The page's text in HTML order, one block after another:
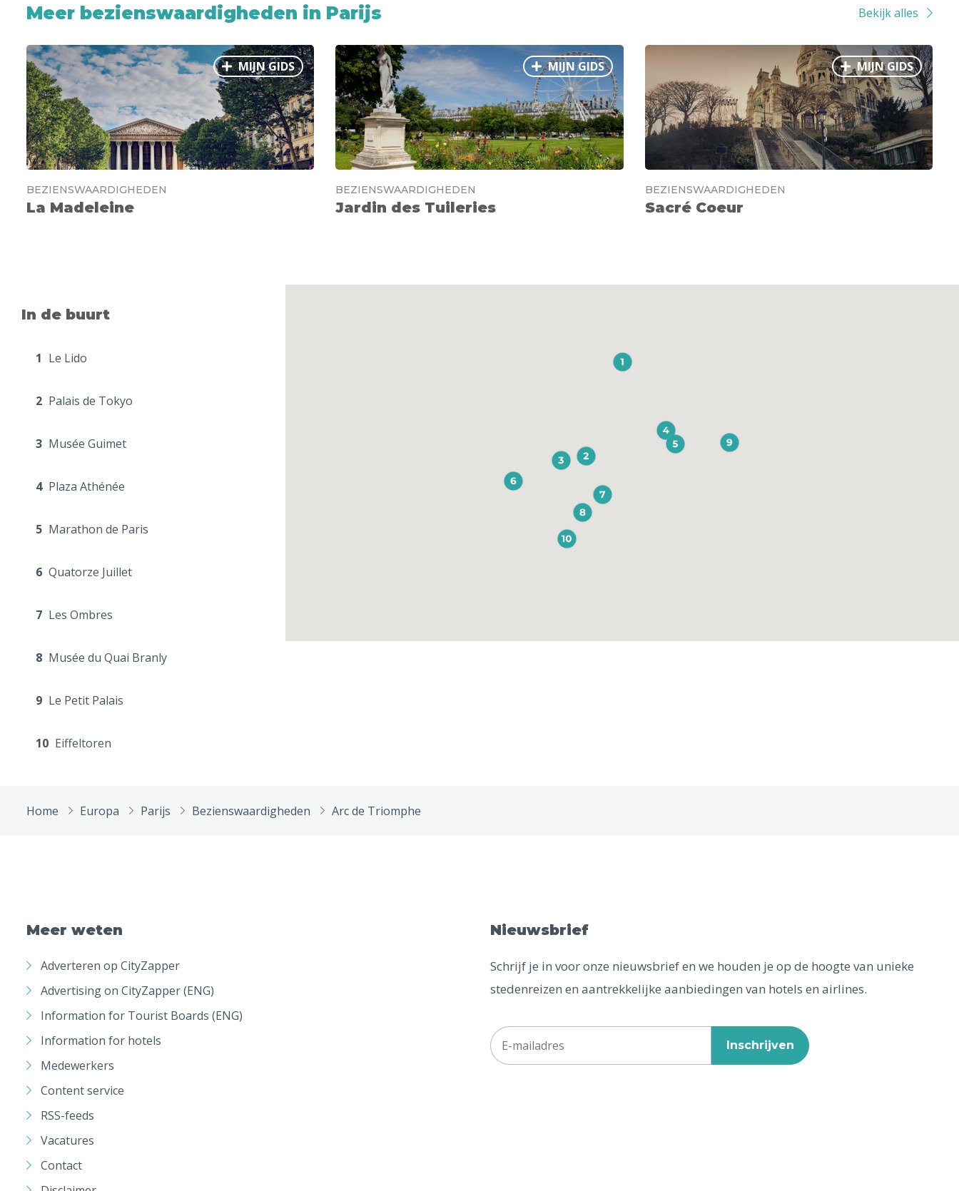
Meer bezienswaardigheden in Parijs Bekijk alles
MIJN GIDS
BEZIENSWAARDIGHEDEN
La Madeleine
MIJN GIDS
BEZIENSWAARDIGHEDEN
Jardin des Tuileries
MIJN GIDS
BEZIENSWAARDIGHEDEN
Sacré Coeur
In de buurt
1 Le Lido
2 Palais de Tokyo
3 Musée Guimet
4 Plaza Athénée
5 Marathon de Paris
6 Quatorze Juillet
7 Les Ombres
8 Musée du Quai Branly
9 Le Petit Palais
10 Eiffeltoren
Home Europa Parijs Bezienswaardigheden Arc de Triomphe
Meer weten
Adverteren op CityZapper
Advertising on CityZapper (ENG)
Information for Tourist Boards (ENG)
Information for hotels
Medewerkers
Content service
RSS-feeds
Vacatures
Contact
Nieuwsbrief
Schrijf je in voor onze nieuwsbrief en we houden je op de hoogte van unieke
stedenreizen en aantrekkelijke aanbiedingen van hotels en airlines.
Inschrijven